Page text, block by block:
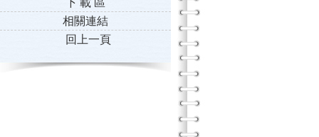
下 載 區
相關連結
回上一頁